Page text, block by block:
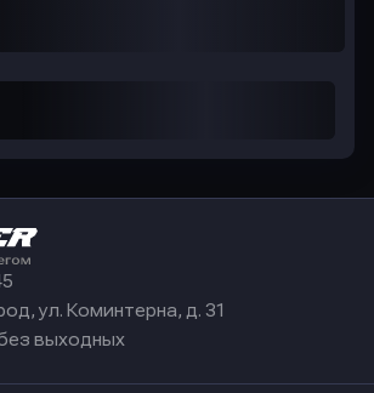
ул. Коминтерна, д. 31
выходных